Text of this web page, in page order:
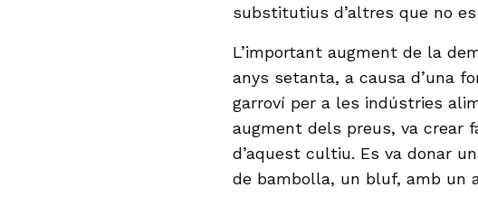
substitutius d’altres que no
L’important augment de la
anys setanta, a causa d’una
garroví per a les indústries
augment dels preus, va crear
d’aquest cultiu. Es va donar
de bambolla, un bluf, amb un